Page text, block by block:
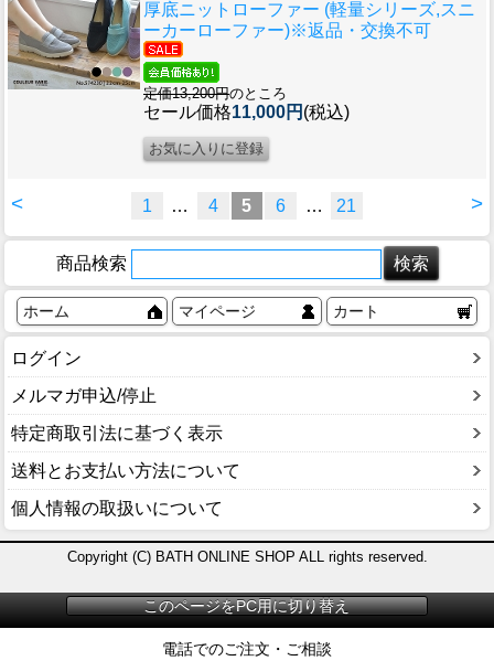
厚底ニットローファー (軽量シリーズ,スニ
ーカーローファー)※返品・交換不可
定価13,200円のところ
セール価格11,000円 (税込)
< >
1 … 4 5 6 … 21
商品検索
ホーム マイページ カート
ログイン
メルマガ申込/停止
特定商取引法に基づく表示
送料とお支払い方法について
個人情報の取扱いについて
Copyright (C) BATH ONLINE SHOP ALL rights reserved.
電話でのご注文・ご相談
このページをPC用に切り替え